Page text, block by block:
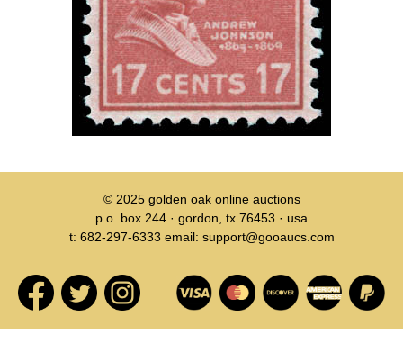
© 2025 golden oak online auctions
p.o. box 244 · gordon, tx 76453 · usa
t: 682-297-6333 email: support@gooaucs.com